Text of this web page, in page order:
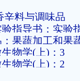
辛料与调味品
指导书：实验
果蔬加工和果
物学(上)：3
物学(上)：2